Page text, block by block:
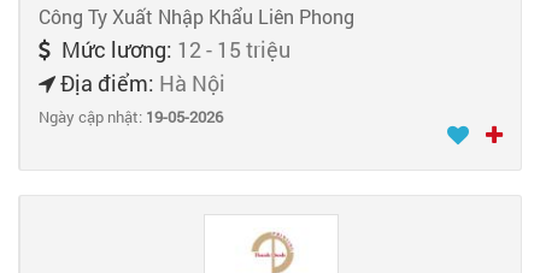
Công Ty Xuất Nhập Khẩu Liên Phong
Mức lương: 12 - 15 triệu
Địa điểm: Hà Nội
Ngày cập nhật: 19-05-2026